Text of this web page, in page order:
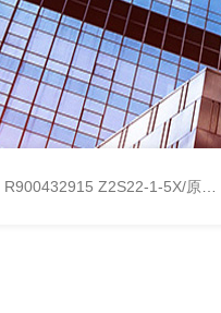
R900432915 Z2S22-1-5X/原装产品REXROTH叠加式单向阀